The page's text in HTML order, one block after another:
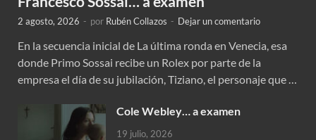
2 agosto, 2026 - por Rubén Collazos - Dejar un comentario
En la secuencia inicial de La última ronda en Venecia, esa
donde Primo Sossai recibe un Rolex por parte de la
empresa el día de su jubilación, Tiziano, el personaje que …
Cole Webley… a examen
19 julio, 2026